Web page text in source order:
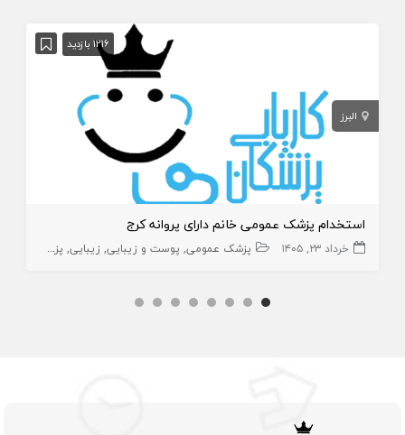
1216 بازدید
البرز
استخدام پزشک عمومی خانم دارای پروانه کرج
خرداد ۲۳, ۱۴۰۵ پزشک عمومی پوست و زیبایی زیبایی پزشک عمومی پوست